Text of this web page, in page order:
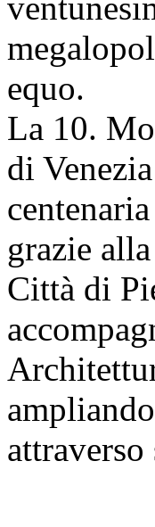
equo.
La 10.
di
grazie
Città di